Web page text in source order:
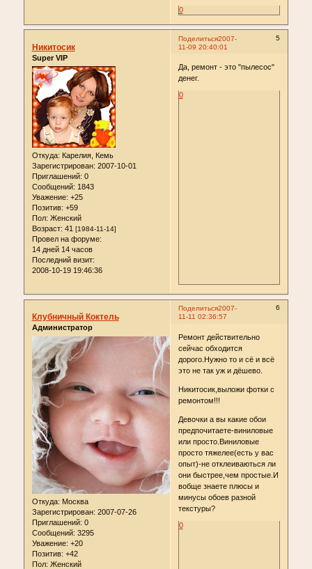
0
Поделиться 5
2007-
11-09 20:40:01
Никитосик
Super VIP
Откуда: Карелия, Кемь
Зарегистрирован: 2007-10-01
Приглашений: 0
Сообщений: 1843
Уважение: +25
Позитив: +59
Пол: Женский
Возраст: 41 [1984-11-14]
Провел на форуме:
14 дней 14 часов
Последний визит:
2008-10-19 19:46:36
Да, ремонт - это "пылесос"
денег.
0
Поделиться 6
2007-
11-11 02:36:57
Клубничный Коктель
Администратор
Откуда: Москва
Зарегистрирован: 2007-07-26
Приглашений: 0
Сообщений: 3295
Уважение: +20
Позитив: +42
Пол: Женский
Ремонт действительно
сейчас обходится
дорого.Нужно то и сё и всё
это не так уж и дёшево.
Никитосик,выложи фотки с
ремонтом!!!
Девочки а вы какие обои
предпочитаете-виниловые
или просто.Виниловые
просто тяжелее(есть у вас
опыт)-не отклеиваються ли
они быстрее,чем простые.И
вобще знаете плюсы и
минусы обоев разной
текстуры?
0